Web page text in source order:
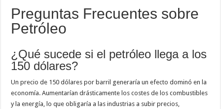
Preguntas Frecuentes sobre
Petróleo
¿Qué sucede si el petróleo llega a los
150 dólares?
Un precio de 150 dólares por barril generaría un efecto dominó en la
economía. Aumentarían drásticamente los costes de los combustibles
y la energía, lo que obligaría a las industrias a subir precios,